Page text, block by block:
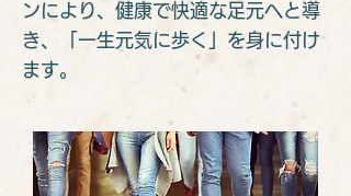
ンにより、健康で快適な足元へと導
き、「一生元気に歩く」を身に付け
ます。